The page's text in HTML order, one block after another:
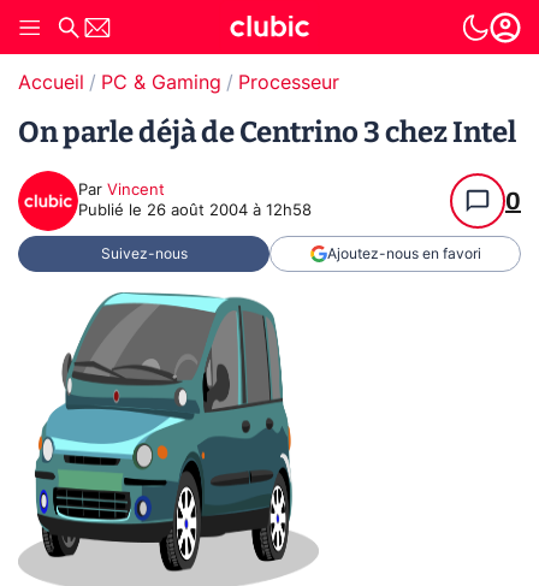
Accueil PC & Gaming Processeur
On parle déjà de Centrino 3 chez Intel
Par Vincent
Publié le 26 août 2004 à 12h58 0
Suivez-nous Ajoutez-nous en favori